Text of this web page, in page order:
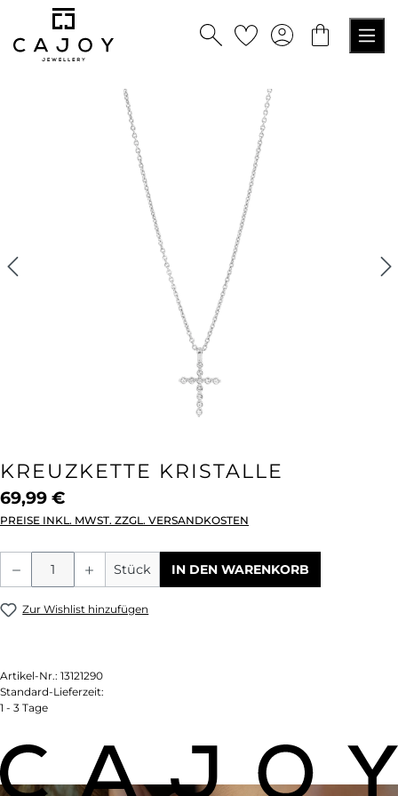
springen
KREUZKETTE KRISTALLE
69,99 €
PREISE INKL. MWST. ZZGL. VERSANDKOSTEN
Produkt Anzahl: Gib den gewünschten
Stück IN DEN WARENKORB
Zur Wishlist hinzufügen
Artikel-Nr.: 13121290
Standard-Lieferzeit:
1 - 3 Tage